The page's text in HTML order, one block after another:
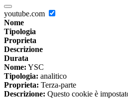
youtube.com
Nome
Tipologia
Proprieta
Descrizione
Durata
Nome: YSC
Tipologia: analitico
Proprieta: Terza-parte
Descrizione: Questo cookie è